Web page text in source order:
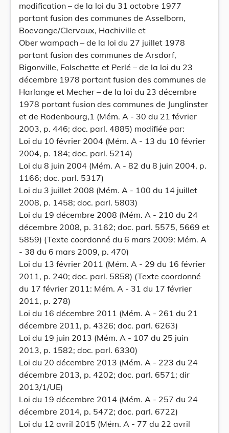
modification – de la loi du 31 octobre 1977
portant fusion des communes de Asselborn,
Boevange/Clervaux, Hachiville et
Ober wampach – de la loi du 27 juillet 1978
portant fusion des communes de Arsdorf,
Bigonville, Folschette et Perlé – de la loi du 23
décembre 1978 portant fusion des communes de
Harlange et Mecher – de la loi du 23 décembre
1978 portant fusion des communes de Junglinster
et de Rodenbourg,1 (Mém. A - 30 du 21 février
2003, p. 446; doc. parl. 4885) modifiée par:
Loi du 10 février 2004 (Mém. A - 13 du 10 février
2004, p. 184; doc. parl. 5214)
Loi du 8 juin 2004 (Mém. A - 82 du 8 juin 2004, p.
1166; doc. parl. 5317)
Loi du 3 juillet 2008 (Mém. A - 100 du 14 juillet
2008, p. 1458; doc. parl. 5803)
Loi du 19 décembre 2008 (Mém. A - 210 du 24
décembre 2008, p. 3162; doc. parl. 5575, 5669 et
5859) (Texte coordonné du 6 mars 2009: Mém. A
- 38 du 6 mars 2009, p. 470)
Loi du 13 février 2011 (Mém. A - 29 du 16 février
2011, p. 240; doc. parl. 5858) (Texte coordonné
du 17 février 2011: Mém. A - 31 du 17 février
2011, p. 278)
Loi du 16 décembre 2011 (Mém. A - 261 du 21
décembre 2011, p. 4326; doc. parl. 6263)
Loi du 19 juin 2013 (Mém. A - 107 du 25 juin
2013, p. 1582; doc. parl. 6330)
Loi du 20 décembre 2013 (Mém. A - 223 du 24
décembre 2013, p. 4202; doc. parl. 6571; dir
2013/1/UE)
Loi du 19 décembre 2014 (Mém. A - 257 du 24
décembre 2014, p. 5472; doc. parl. 6722)
Loi du 12 avril 2015 (Mém. A - 77 du 22 avril